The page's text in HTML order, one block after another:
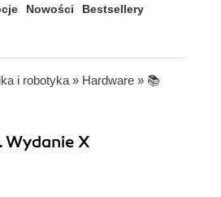
Nowości Bestsellery
i robotyka » Hardware » 📚
X